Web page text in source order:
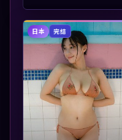
凑，值得加入片...
日本 完结